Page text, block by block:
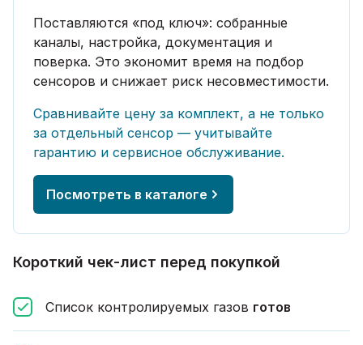
Поставляются «под ключ»: собранные
каналы, настройка, документация и
поверка. Это экономит время на подбор
сенсоров и снижает риск несовместимости.
Сравнивайте цену за комплект, а не только
за отдельный сенсор — учитывайте
гарантию и сервисное обслуживание.
Посмотреть в каталоге
Короткий чек-лист перед покупкой
Список контролируемых газов готов